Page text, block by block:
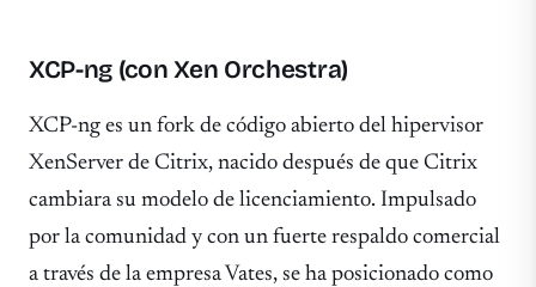
XCP-ng (con Xen Orchestra)
XCP-ng es un fork de código abierto del hipervisor
XenServer de Citrix, nacido después de que Citrix
cambiara su modelo de licenciamiento. Impulsado
por la comunidad y con un fuerte respaldo comercial
a través de la empresa Vates, se ha posicionado como